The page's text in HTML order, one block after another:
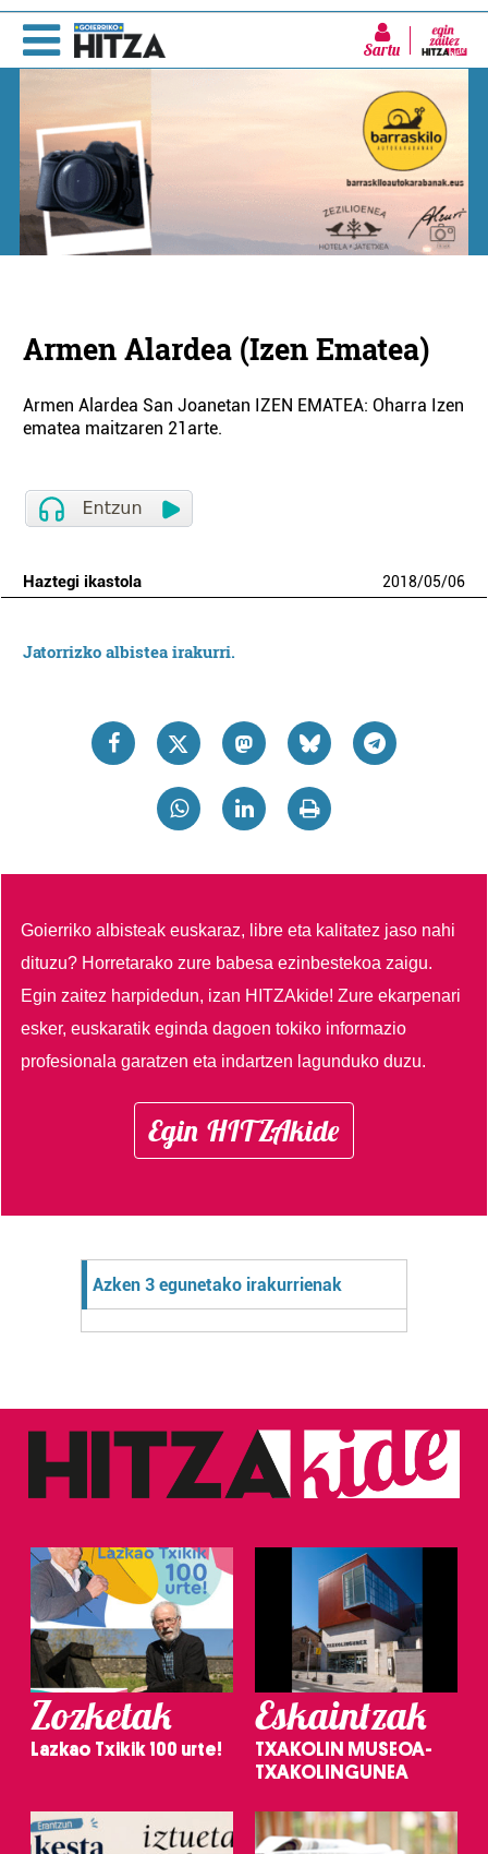
Sartu
Armen Alardea (Izen Ematea)
Armen Alardea San Joanetan IZEN EMATEA: Oharra Izen
ematea maitzaren 21arte.
Haztegi ikastola 2018/05/06
Jatorrizko albistea irakurri.
Goierriko albisteak euskaraz, libre eta kalitatez jaso nahi
dituzu? Horretarako zure babesa ezinbestekoa zaigu.
Egin zaitez harpidedun, izan HITZAkide!Zure ekarpenari
esker, euskaratik eginda dagoen tokiko informazio
profesionala garatzen eta indartzen lagunduko duzu.
Egin HITZAkide
Azken 3 egunetako irakurrienak
Zozketak
Lazkao Txikik 100 urte!
Eskaintzak
TXAKOLIN MUSEOA-
TXAKOLINGUNEA